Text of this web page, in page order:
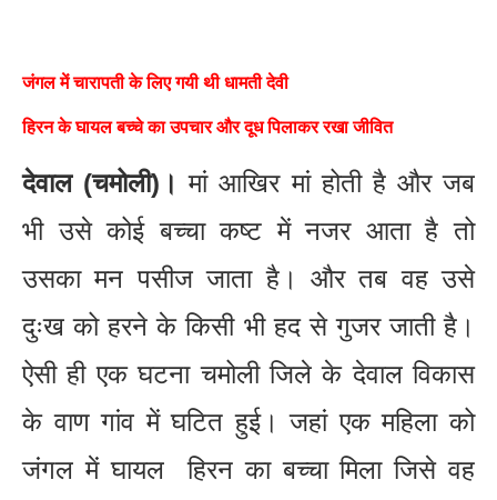
जंगल में चारापती के लिए गयी थी धामती देवी
हिरन के घायल बच्चे का उपचार और दूध पिलाकर रखा जीवित
देवाल (चमोली)। मां आखिर मां होती है और जब
भी उसे कोई बच्चा कष्ट में नजर आता है तो
उसका मन पसीज जाता है। और तब वह उसे
दुःख को हरने के किसी भी हद से गुजर जाती है।
ऐसी ही एक घटना चमोली जिले के देवाल विकास
के वाण गांव में घटित हुई। जहां एक महिला को
जंगल में घायल हिरन का बच्चा मिला जिसे वह